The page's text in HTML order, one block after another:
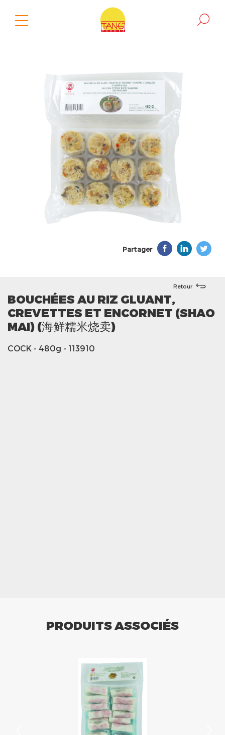
Partager
Retour
BOUCHÉES AU RIZ GLUANT,
CREVETTES ET ENCORNET (SHAO
MAI) (海鲜糯米烧卖)
COCK - 480g - 113910
PRODUITS ASSOCIÉS